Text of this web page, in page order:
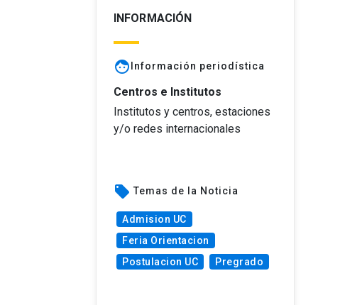
INFORMACIÓN
face Información periodística
Centros e Institutos
Institutos y centros, estaciones
y/o redes internacionales
local_offer Temas de la Noticia
Admision UC
Feria Orientacion
Postulacion UC
Pregrado